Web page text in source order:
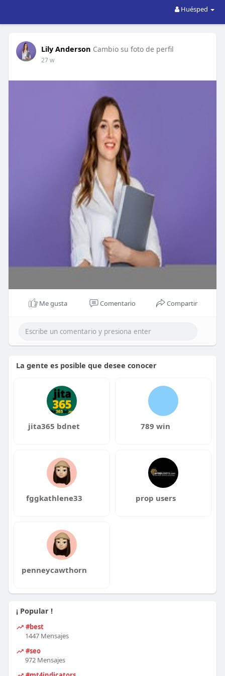
Huésped
Lily Anderson Cambio su foto de perfil
27 w
Me gusta Comentario Compartir
La gente es posible que desee conocer
jita365 bdnet 789 win
fggkathlene33 prop users
penneycawthorn
¡ Popular !
#best
1447 Mensajes
#seo
972 Mensajes